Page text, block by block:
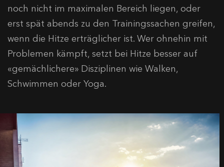
noch nicht im maximalen Bereich liegen, oder
erst spät abends zu den Trainingssachen greifen,
wenn die Hitze erträglicher ist. Wer ohnehin mit
Problemen kämpft, setzt bei Hitze besser auf
«gemächlichere» Disziplinen wie Walken,
Schwimmen oder Yoga.